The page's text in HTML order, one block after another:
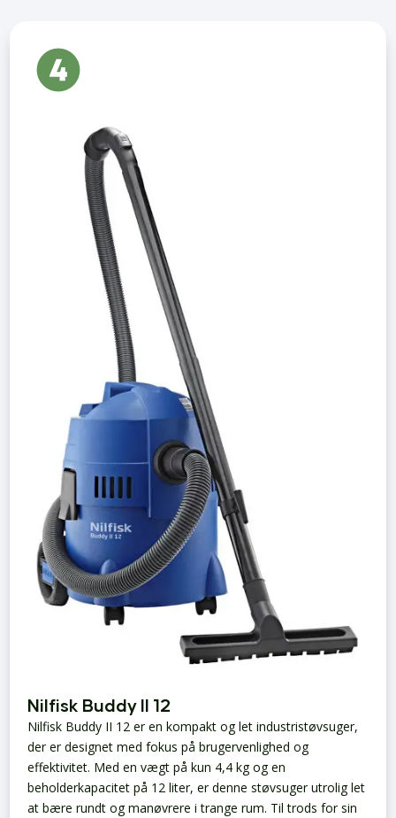
Nilfisk Buddy II 12
Nilfisk Buddy II 12 er en kompakt og let industristøvsuger,
der er designet med fokus på brugervenlighed og
effektivitet. Med en vægt på kun 4,4 kg og en
beholderkapacitet på 12 liter, er denne støvsuger utrolig let
at bære rundt og manøvrere i trange rum. Til trods for sin